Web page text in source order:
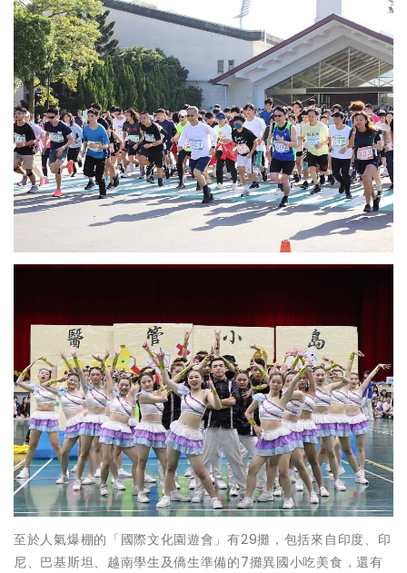
至於人氣爆棚的「國際文化園遊會」有29攤，包括來自印度、印
尼、巴基斯坦、越南學生及僑生準備的7攤異國小吃美食，還有